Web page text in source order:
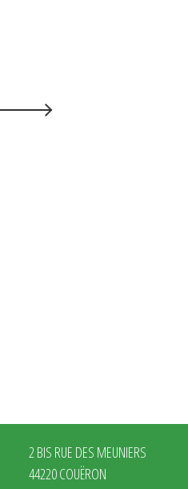
2 BIS RUE DES MEUNIERS
44220 COUËRON